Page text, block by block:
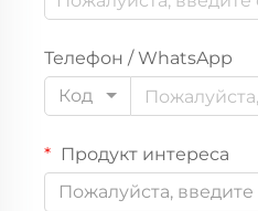
Телефон / WhatsApp
Код
Продукт интереса
Пожалуйста,